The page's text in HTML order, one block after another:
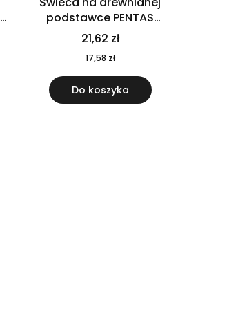
podstawce PENTAS
MO6282-40
21,62 zł
17,58 zł
Do koszyka